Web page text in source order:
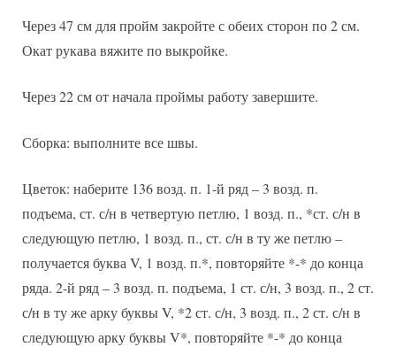
Через 47 см для пройм закройте с обеих сторон по 2 см.
Окат рукава вяжите по выкройке.
Через 22 см от начала проймы работу завершите.
Сборка: выполните все швы.
Цветок: наберите 136 возд. п. 1-й ряд – 3 возд. п.
подъема, ст. с/н в четвертую петлю, 1 возд. п., *ст. с/н в
следующую петлю, 1 возд. п., ст. с/н в ту же петлю –
получается буква V, 1 возд. п.*, повторяйте *-* до конца
ряда. 2-й ряд – 3 возд. п. подъема, 1 ст. с/н, 3 возд. п., 2 ст.
с/н в ту же арку буквы V, *2 ст. с/н, 3 возд. п., 2 ст. с/н в
следующую арку буквы V*, повторяйте *-* до конца